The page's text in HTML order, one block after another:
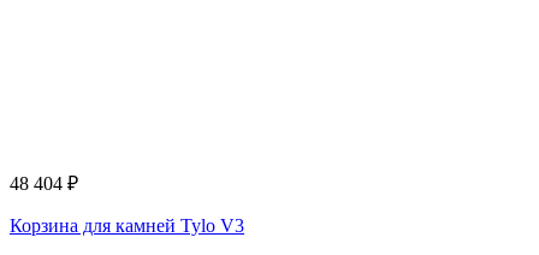
48 404 ₽
Корзина для камней Tylo V3